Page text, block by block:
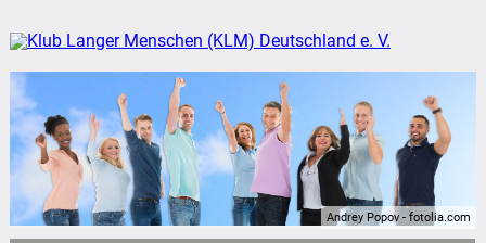
Andrey Popov - fotolia.com